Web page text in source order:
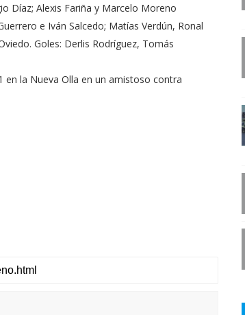
Díaz; Alexis Fariña y Marcelo Moreno
e Iván Salcedo; Matías Verdún, Ronal
Goles: Derlis Rodríguez, Tomás
la Nueva Olla en un amistoso contra